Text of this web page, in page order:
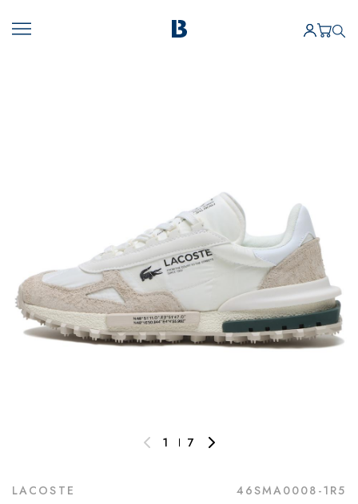
1 7
LACOSTE 46SMA0008-1R5